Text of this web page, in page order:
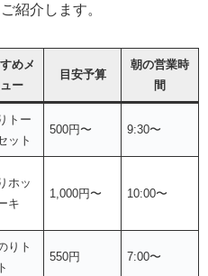
紹介します。
めメ
ー
目安予算
朝の営業時
間
トー
ット
500円〜 9:30〜
ホッ
キ
1,000円〜 10:00〜
りト
550円 7:00〜